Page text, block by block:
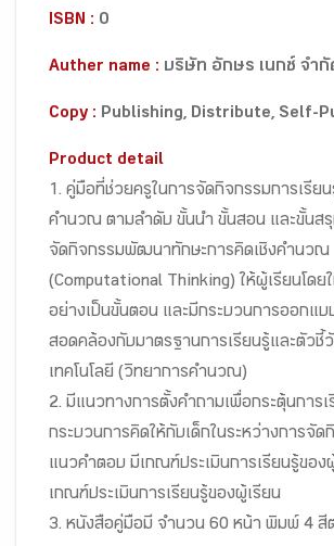
ISBN : 0
Auther name : บริษัท อักษร เนกซ์ จำกั
Copy : Publishing, Distribute, Self-
Product detail
1. คู่มือที่ช่วยครูในการจัดกิจกรรมการเรีย
คำนวณ ตามลำดับ ขั้นนำ ขั้นสอน และขั้นสรุ
จัดกิจกรรมพัฒนาทักษะการคิดเชิงคำนวณ
(Computational Thinking) ให้ผู้เรียนโดยใ
อย่างเป็นขั้นตอน และมีกระบวนการออกแบ
สอดคล้องกับมาตรฐานการเรียนรู้และตัวชี้
เทคโนโลยี (วิทยาการคำนวณ)
2. มีแนวทางการตั้งคำถามเพื่อกระตุ้นการเ
กระบวนการคิดให้กับเด็กในระหว่างการจัด
แนวคำตอบ มีเกณฑ์ประเมินการเรียนรู้ของ
เกณฑ์ประเมินการเรียนรู้ของผู้เรียน
3. หนังสือคู่มือมี จำนวน 60 หน้า พิมพ์ 4 สี